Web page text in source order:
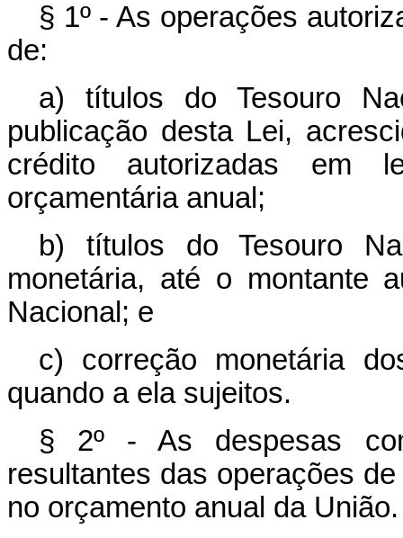
§ 1º - As operações
de:
a) títulos do Tesouro
publicação desta Lei,
crédito autorizadas em
orçamentária anual;
b) títulos do Tesouro
monetária, até o montante
Nacional; e
c) correção monetária
quando a ela sujeitos.
§ 2º - As despesas
resultantes das operações
no orçamento anual da União.